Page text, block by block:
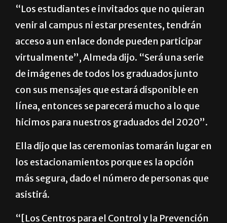
“Los estudiantes e invitados que no quieran
venir al campus ni estar presentes, tendrán
acceso a un enlace donde pueden participar
virtualmente”, Almeda dijo. “Será una serie
de imágenes de todos los graduados junto
con sus mensajes que estará disponible en
línea, entonces se parecerá mucho a lo que
hicimos para nuestros graduados del 2020”.
Ella dijo que las ceremonias tomarán lugar en
los estacionamientos porque es la opción
más segura, dado el número de personas que
asistirá.
“[Los Centros para el Control y la Prevención